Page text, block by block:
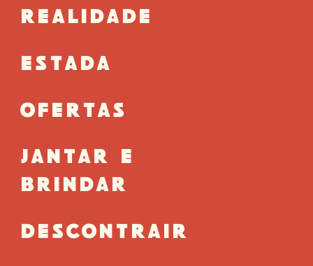
REALIDADE
ESTADA
OFERTAS
JANTAR E
BRINDAR
DESCONTRAIR